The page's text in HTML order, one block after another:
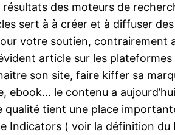
des moteurs de
sert à à créer et à diffuser des
votre soutien, contrairement
article sur les
son site, faire kiffer sa
ebook… le contenu a
tient une place
( voir la définition